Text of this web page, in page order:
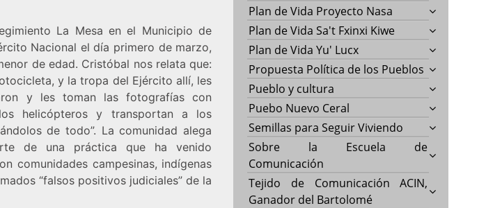
La Mesa en el Municipio de
Nacional el día primero de marzo,
de edad. Cristóbal nos relata que:
y la tropa del Ejército allí, les
y les toman las fotografías con
helicópteros y transportan a los
de todo”. La comunidad alega
de una práctica que ha venido
comunidades campesinas, indígenas
“falsos positivos judiciales” de la
Plan de Vida Proyecto Nasa
Plan de Vida Sa't Fxinxi Kiwe
Plan de Vida Yu' Lucx
Propuesta Política de los Pueblos
Pueblo y cultura
Puebo Nuevo Ceral
Semillas para Seguir Viviendo
Sobre la Escuela de
Comunicación
Tejido de Comunicación ACIN,
Ganador del Bartolomé